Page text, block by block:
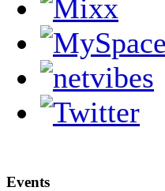
Events